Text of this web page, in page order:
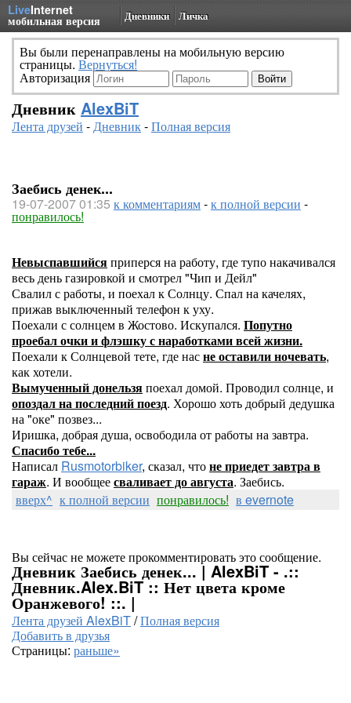
LiveInternet
мобильная версия Дневники Личка
Вы были перенаправлены на мобильную версию
страницы. Вернуться!
Авторизация
Дневник AlexBiT
Лента друзей -Дневник-Полная версия
Заебись денек...
19-07-2007 01:35 к комментариям-к полной версии -
понравилось!
Невыспавшийсяприперся на работу, где тупо накачивался
весь день газировкой и смотрел "Чип и Дейл"
Свалил с работы, и поехал к Солнцу. Спал на качелях,
прижав выключенный телефон к уху.
Поехали с солнцем в Жостово. Искупался. Попутно
проебал очки и флэшку с наработками всей жизни.
Поехали к Солнцевой тете, где насне оставили ночевать,
как хотели.
Вымученный донельзяпоехал домой. Проводил солнце, и
опоздал на последний поезд. Хорошо хоть добрый дедушка
на "оке" позвез...
Иришка, добрая душа, освободила от работы на завтра.
Спасибо тебе...
Написал Rusmotorbiker, сказал, чтоне приедет завтра в
гараж. И вообщеесваливает до августа. Заебись.
вверх^ к полной версии понравилось! в evernote
Вы сейчас не можете прокомментировать это сообщение.
Дневник Заебись денек... | AlexBiT - .::
Дневник.Alex.BiT :: Нет цвета кроме
Оранжевого! ::. |
Лента друзей AlexBiT/Полная версия
Добавить в друзья
Страницы: раньше»